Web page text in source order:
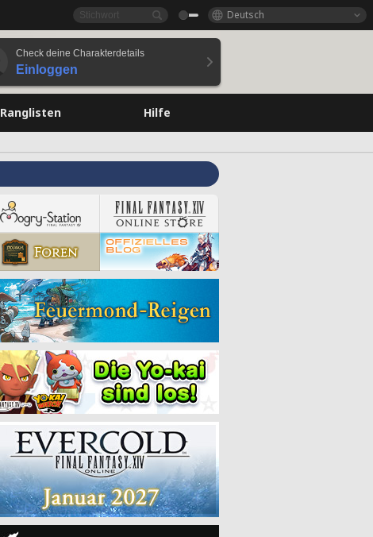
Deutsch
Check deine Charakterdetails
Einloggen
Ranglisten Hilfe